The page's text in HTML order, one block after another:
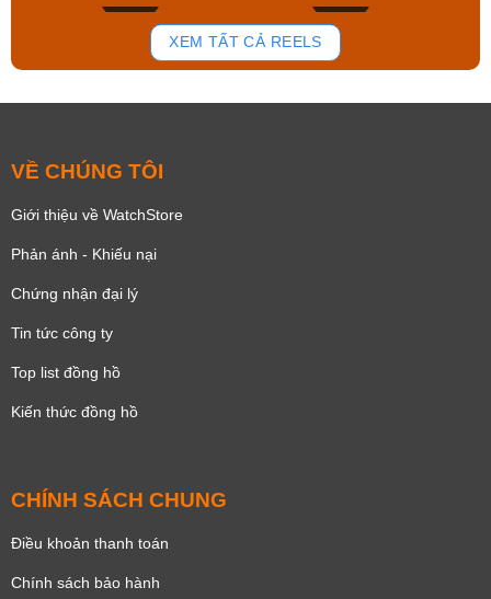
168
XEM TẤT CẢ REELS
VỀ CHÚNG TÔI
Giới thiệu về WatchStore
Phản ánh - Khiếu nại
Chứng nhận đại lý
Tin tức công ty
Top list đồng hồ
Kiến thức đồng hồ
CHÍNH SÁCH CHUNG
Điều khoản thanh toán
Chính sách bảo hành